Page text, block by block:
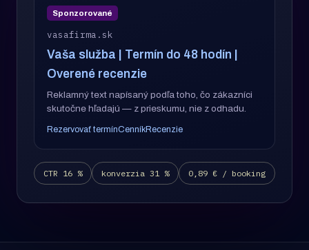
Sponzorované
vasafirma.sk
Vaša služba | Termín do 48 hodín |
Overené recenzie
Reklamný text napísaný podľa toho, čo zákazníci
skutočne hľadajú — z prieskumu, nie z odhadu.
Rezervovať termínCenníkRecenzie
CTR 16 % konverzia 31 % 0,89 € / booking